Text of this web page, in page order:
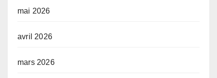
mai 2026
avril 2026
mars 2026